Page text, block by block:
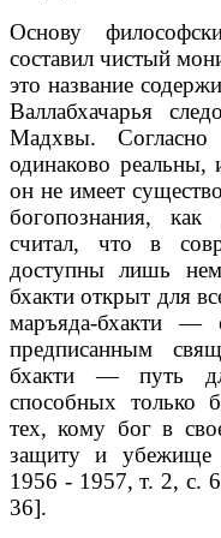
Основу
составил чистый
это название
Валлабхачарья
Мадхвы.
одинаково
он не имеет
богопознания,
считал, что в
доступны лишь
бхакти открыт для
маръяда-бхакти —
предписанным
бхакти — путь
способных только
тех, кому бог в
защиту и убежище
1956 - 1957, т. 2, с.
36].